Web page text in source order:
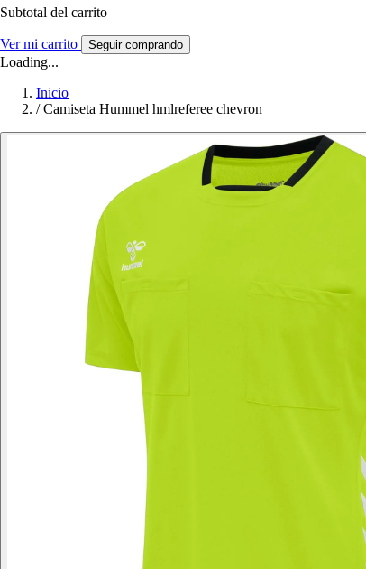
Subtotal del carrito
Ver mi carrito Seguir comprando
Loading...
Inicio
/ Camiseta Hummel hmlreferee chevron